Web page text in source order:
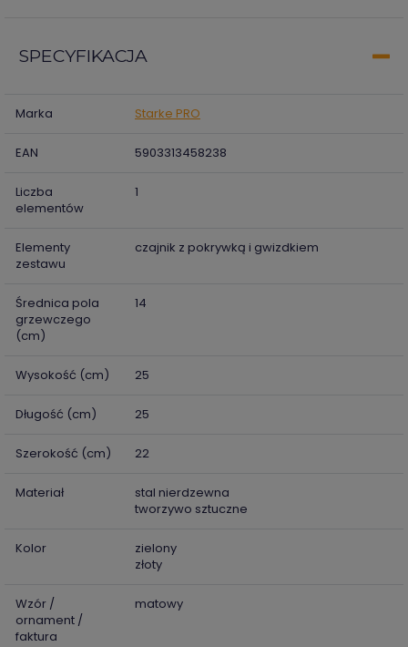
SPECYFIKACJA
Marka Starke PRO
EAN 5903313458238
Liczba
elementów
1
Elementy
zestawu
czajnik z pokrywką i gwizdkiem
Średnica pola
grzewczego
(cm)
14
Wysokość (cm) 25
Długość (cm) 25
Szerokość (cm) 22
Materiał
stal nierdzewna
tworzywo sztuczne
Kolor
zielony
złoty
Wzór /
ornament /
faktura
matowy